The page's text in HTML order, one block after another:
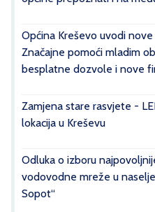
Općina Kreševo uvodi
Značajne pomoći mladim
besplatne dozvole i nove
Zamjena stare rasvjete -
lokacija u Kreševu
Odluka o izboru
vodovodne mreže u
Sopot“